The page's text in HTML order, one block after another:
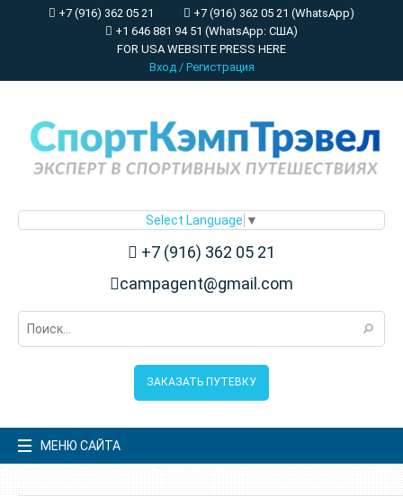
+7 (916) 362 05 21
+7 (916) 362 05 21 (WhatsApp)
+1 646 881 94 51 (WhatsApp: США)
FOR USA WEBSITE PRESS HERE
Вход/ Регистрация
Select Language ▼
+7 (916) 362 05 21
campagent@gmail.com
ЗАКАЗАТЬ ПУТЕВКУ
МЕНЮ САЙТА